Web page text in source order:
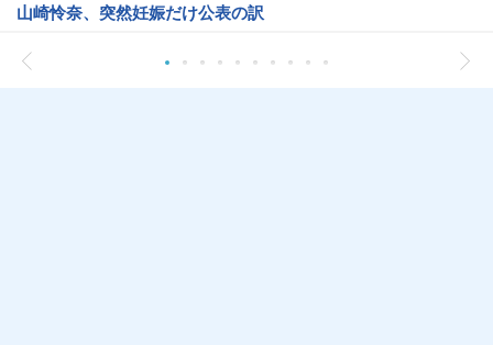
山崎怜奈、突然妊娠だけ公表の訳